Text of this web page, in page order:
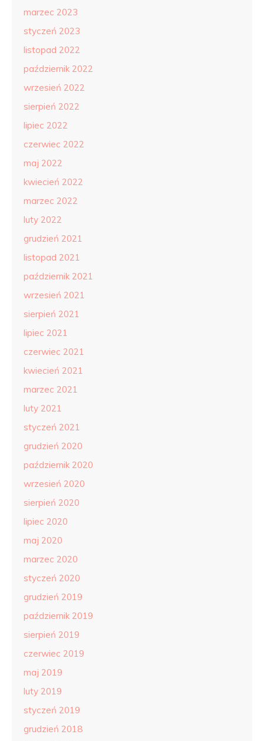
marzec 2023
styczeń 2023
listopad 2022
październik 2022
wrzesień 2022
sierpień 2022
lipiec 2022
czerwiec 2022
maj 2022
kwiecień 2022
marzec 2022
luty 2022
grudzień 2021
listopad 2021
październik 2021
wrzesień 2021
sierpień 2021
lipiec 2021
czerwiec 2021
kwiecień 2021
marzec 2021
luty 2021
styczeń 2021
grudzień 2020
październik 2020
wrzesień 2020
sierpień 2020
lipiec 2020
maj 2020
marzec 2020
styczeń 2020
grudzień 2019
październik 2019
sierpień 2019
czerwiec 2019
maj 2019
luty 2019
styczeń 2019
grudzień 2018